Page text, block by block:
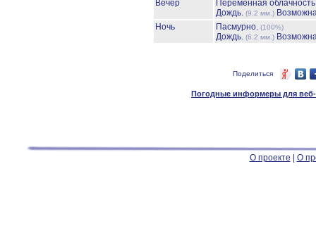
Вечер
Переменная
Дождь. (9.2 мм.)
Ночь
Пасмурно. (100%)
Дождь. (6.2 мм.)
Поделиться
Погодные информеры для веб-
О проекте О